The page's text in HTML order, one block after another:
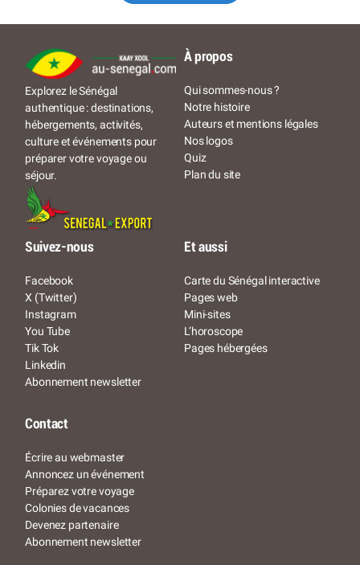
Explorez le Sénégal
authentique : destinations,
hébergements, activités,
culture et événements pour
préparer votre voyage ou
séjour.
À propos
Qui sommes-nous ?
Notre histoire
Auteurs et mentions légales
Nos logos
Quiz
Plan du site
Suivez-nous
Facebook
X (Twitter)
Instagram
You Tube
Tik Tok
Linkedin
Abonnement newsletter
Et aussi
Carte du Sénégal interactive
Pages web
Mini-sites
L’horoscope
Pages hébergées
Contact
Écrire au webmaster
Annoncez un événement
Préparez votre voyage
Colonies de vacances
Devenez partenaire
Abonnement newsletter